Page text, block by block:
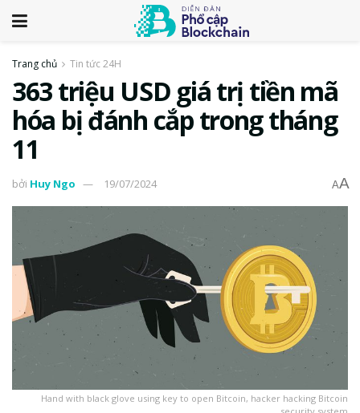
Trang chủ Tin tức 24H
363 triệu USD giá trị tiền mã
hóa bị đánh cắp trong tháng
11
bởi Huy Ngo 19/07/2024 AA
Hand with black glove using key to open Bitcoin, hacker hacking Bitcoin